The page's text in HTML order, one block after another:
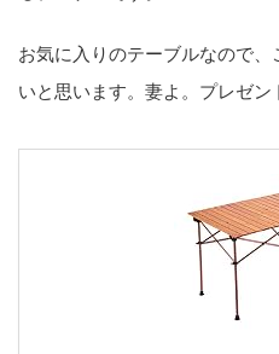
お気に入りのテーブルなので
いと思います。妻よ。プレゼン